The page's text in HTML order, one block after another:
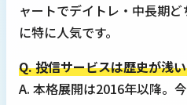
ャートでデイトレ・中長期
に特に人気です。
Q. 投信サービスは歴史が浅
A. 本格展開は2016年以降。